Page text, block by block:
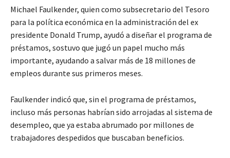
Michael Faulkender, quien como subsecretario del Tesoro
para la política económica en la administración del ex
presidente Donald Trump, ayudó a diseñar el programa de
préstamos, sostuvo que jugó un papel mucho más
importante, ayudando a salvar más de 18 millones de
empleos durante sus primeros meses.
Faulkender indicó que, sin el programa de préstamos,
incluso más personas habrían sido arrojadas al sistema de
desempleo, que ya estaba abrumado por millones de
trabajadores despedidos que buscaban beneficios.